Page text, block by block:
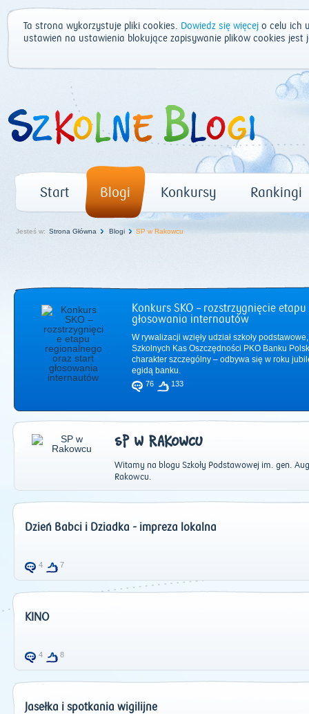
Ta strona wykorzystuje pliki cookies. Dowiedz się więcej o celu ich
ustawień na ustawienia blokujące zapisywanie plików cookies
Start Blogi Konkursy Rankingi
Jesteś w: Strona Główna Blogi SP w Rakowcu
Konkurs SKO – rozstrzygnięcie
głosowania internautów
W rywalizacji wzięły udział szkoły
Szkolnych Kas Oszczędności PKO Banku
charakter szczególny – odbywa się w roku
egidą banku.
76 133
SP W RAKOWCU
Witamy na blogu Szkoły Podstawowej im. gen.
Rakowcu.
Dzień Babci i Dziadka - impreza lokalna
4 7
KINO
4 8
Jasełka i spotkania wigilijne